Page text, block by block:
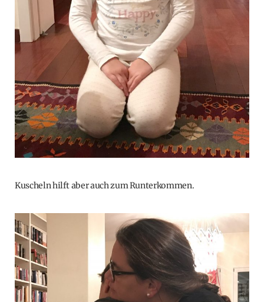
Kuscheln hilft aber auch zum Runterkommen.